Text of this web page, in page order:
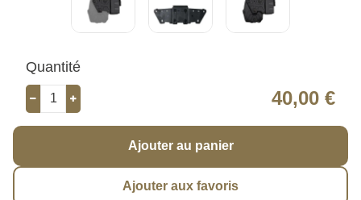
Quantité
40,00 €
Ajouter au panier
Ajouter aux favoris